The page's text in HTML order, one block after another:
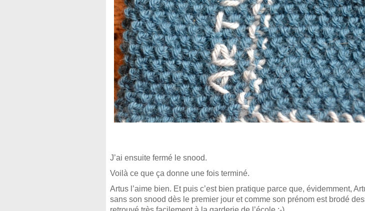
J’ai ensuite fermé le snood.
Voilà ce que ça donne une fois terminé.
Artus l’aime bien. Et puis c’est bien pratique parce que, évidemment,
sans son snood dès le premier jour et comme son prénom est brodé